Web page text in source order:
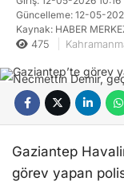
Güncelleme: 12-05-
Kaynak: HABER
475
Gaziantep
görev yapan